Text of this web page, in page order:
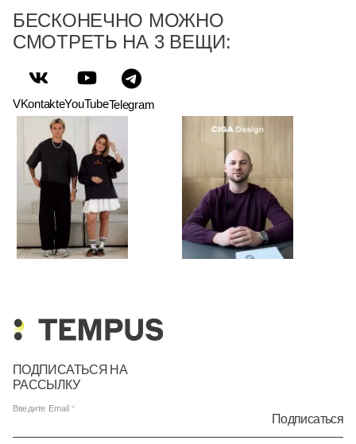
БЕСКОНЕЧНО МОЖНО
СМОТРЕТЬ НА 3 ВЕЩИ:
VKontakteYouTubeTelegram
ПОДПИСАТЬСЯ НА
РАССЫЛКУ
Введите Email
Подписаться